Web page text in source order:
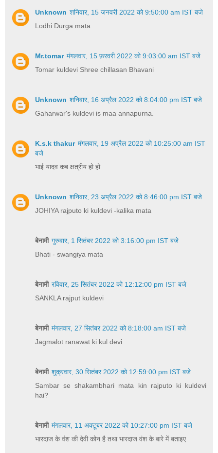
Unknown शनिवार, 15 जनवरी 2022 को 9:50:00 am IST बजे
Lodhi Durga mata
Mr.tomar मंगलवार, 15 फ़रवरी 2022 को 9:03:00 am IST बजे
Tomar kuldevi Shree chillasan Bhavani
Unknown शनिवार, 16 अप्रैल 2022 को 8:04:00 pm IST बजे
Gaharwar's kuldevi is maa annapurna.
K.s.k thakur मंगलवार, 19 अप्रैल 2022 को 10:25:00 am IST
बजे
भाई यादव कब क्षत्रीय हो हो
Unknown शनिवार, 23 अप्रैल 2022 को 8:46:00 pm IST बजे
JOHIYA rajputo ki kuldevi -kalika mata
बेनामी गुरुवार, 1 सितंबर 2022 को 3:16:00 pm IST बजे
Bhati - swangiya mata
बेनामी रविवार, 25 सितंबर 2022 को 12:12:00 pm IST बजे
SANKLA rajput kuldevi
बेनामी मंगलवार, 27 सितंबर 2022 को 8:18:00 am IST बजे
Jagmalot ranawat ki kul devi
बेनामी शुक्रवार, 30 सितंबर 2022 को 12:59:00 pm IST बजे
Sambar se shakambhari mata kin rajputo ki kuldevi
hai?
बेनामी मंगलवार, 11 अक्टूबर 2022 को 10:27:00 pm IST बजे
भारदाज के वंश की देवी कोन है तथा भारदाज वंश के बारे में बताइए